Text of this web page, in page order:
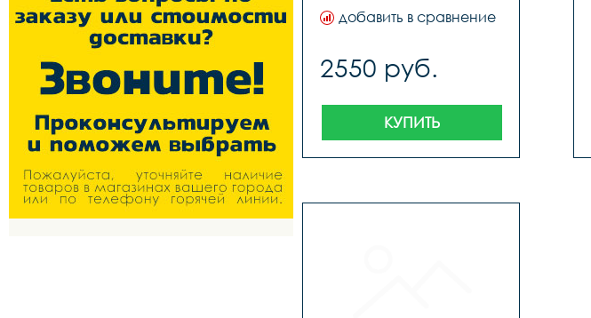
добавить в сравнение
2550 руб.
КУПИТЬ